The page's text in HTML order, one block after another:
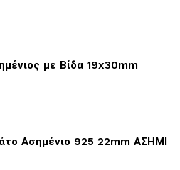
με Βίδα 19x30mm
Ασημένιο 925 22mm ΑΣΗΜΙ